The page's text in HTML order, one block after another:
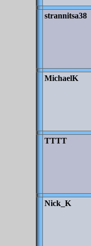
strannitsa38
MichaelK
TTTT
Nick_K